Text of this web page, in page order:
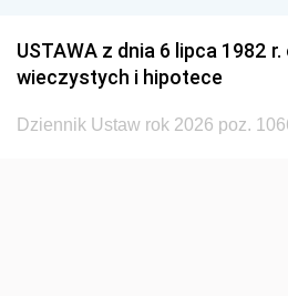
1929 1928
USTAWA z dnia 6 lipca 1982
wieczystych i hipotece
Dziennik Ustaw rok 2026 poz.